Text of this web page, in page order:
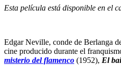
Esta película está disponible en el
Edgar Neville, conde de Berlanga
cine producido durante el
misterio del flamenco (1952), El